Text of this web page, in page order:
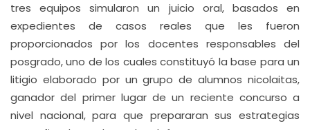
tres equipos simularon un juicio oral, basados en
expedientes de casos reales que les fueron
proporcionados por los docentes responsables del
posgrado, uno de los cuales constituyó la base para un
litigio elaborado por un grupo de alumnos nicolaitas,
ganador del primer lugar de un reciente concurso a
nivel nacional, para que prepararan sus estrategias